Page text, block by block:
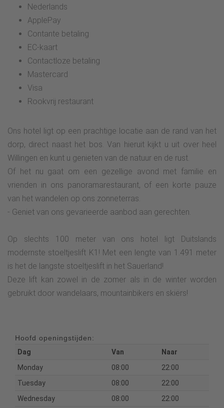
Nederlands
ApplePay
Contante betaling
EC-kaart
Contactloze betaling
Mastercard
Visa
Rookvrij restaurant
Ons hotel ligt op een prachtige locatie aan de rand van het
dorp, direct naast het bos. Van hieruit kijkt u uit over heel
Willingen en kunt u genieten van de natuur en de rust.
Of het nu gaat om een gezellige avond met familie en
vrienden in ons panoramarestaurant, of een korte pauze
van het wandelen op ons zonneterras.
- Geniet van ons gevarieerde aanbod aan gerechten.
Op slechts 100 meter van ons hotel ligt Duitslands
modernste stoeltjeslift K1! Met een lengte van 1.491 meter
is het de langste stoeltjeslift in het Sauerland!
Deze lift kan zowel in de zomer als in de winter worden
gebruikt door wandelaars, mountainbikers en skiërs!
Hoofd openingstijden:
Dag
Van
Naar
Monday
08:00
22:00
Tuesday
08:00
22:00
Wednesday
08:00 22:00